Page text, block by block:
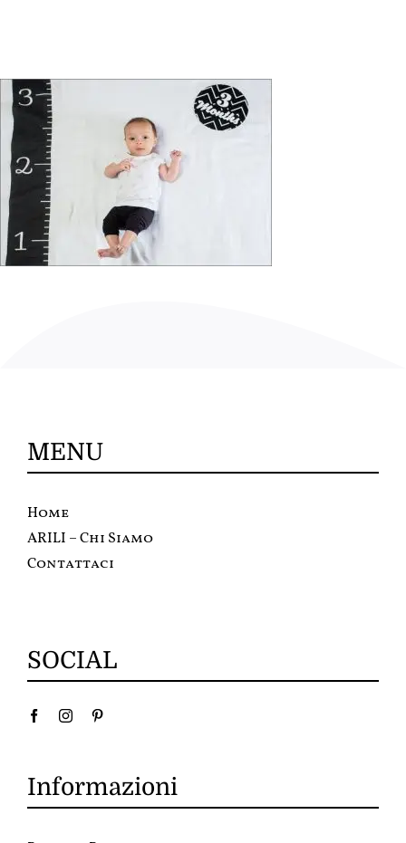
MENU
Home
ARILI – Chi Siamo
Contattaci
SOCIAL
Informazioni